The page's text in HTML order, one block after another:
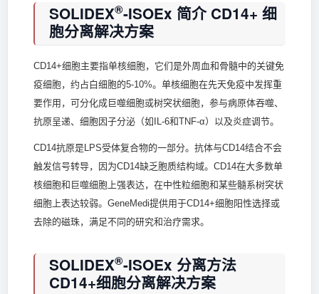
SOLIDEX®-ISOEx 简介 CD14+ 细
胞分离解决方案
CD14+细胞主要指单核细胞，它们是外周血和骨髓中的关键免
疫细胞，约占白细胞的5-10%。单核细胞在先天免疫中发挥重
要作用，可分化成巨噬细胞或树突状细胞，参与病原体吞噬、
抗原呈递、细胞因子分泌（如IL-6和TNF-α）以及炎症调节。
CD14抗原是LPS受体复合物的一部分。抗体与CD14结合不会
触发信号转导，因为CD14缺乏胞质结构域。CD14在大多数单
核细胞和巨噬细胞上强表达，在中性粒细胞和某些髓系树突状
细胞上表达较弱。GeneMedi提供用于CD14+细胞阳性选择或
去除的磁珠，满足不同的研究和治疗需求。
SOLIDEX®-ISOEx 分离方法
CD14+细胞分离解决方案